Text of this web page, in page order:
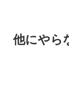
他にやら